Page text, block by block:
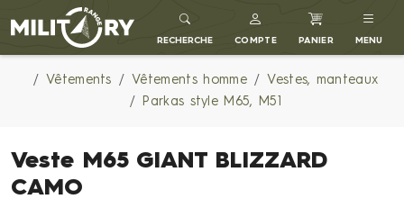
MILITARY RANGE FR
RECHERCHE COMPTE PANIER MENU
Vêtements Vêtements homme
Vestes, manteaux
Parkas style M65, M51
Veste M65 GIANT BLIZZARD
CAMO